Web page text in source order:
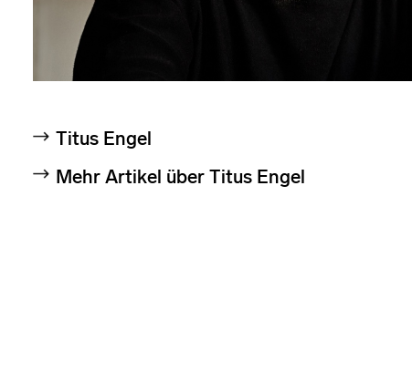
Titus Engel
Mehr Artikel über Titus Engel